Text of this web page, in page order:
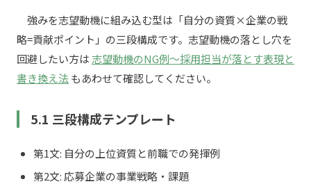
強みを志望動機に組み込む型は「自分の資質×企業の戦
略=貢献ポイント」の三段構成です。志望動機の落とし穴を
回避したい方は志望動機のNG例〜採用担当が落とす表現と
書き換え法もあわせて確認してください。
5.1 三段構成テンプレート
第1文: 自分の上位資質と前職での発揮例
第2文: 応募企業の事業戦略・課題